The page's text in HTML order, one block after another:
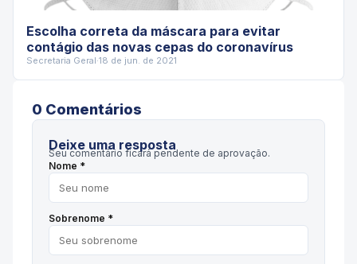
Escolha correta da máscara para evitar
contágio das novas cepas do coronavírus
Secretaria Geral·18 de jun. de 2021
0 Comentários
Deixe uma resposta
Seu comentário ficará pendente de aprovação.
Nome *
Sobrenome *